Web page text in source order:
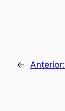
← Anterior: